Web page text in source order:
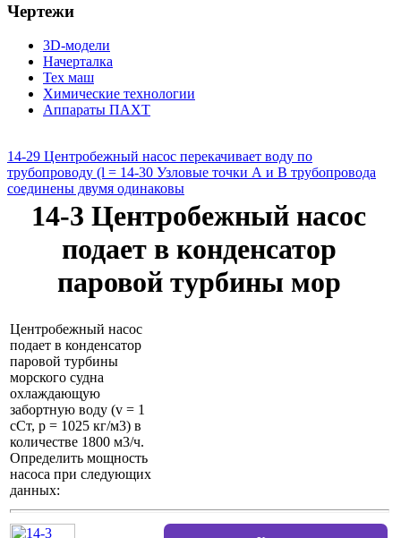
Чертежи
3D-модели
Начерталка
Тех маш
Химические технологии
Аппараты ПАХТ
14-29 Центробежный насос перекачивает воду по
трубопроводу (l = 14-30 Узловые точки А и В трубопровода
соединены двумя одинаковы
14-3 Центробежный насос
подает в конденсатор
паровой турбины мор
Центробежный насос
подает в конденсатор
паровой турбины
морского судна
охлаждающую
забортную воду (v = 1
сСт, р = 1025 кг/м3) в
количестве 1800 м3/ч.
Определить мощность
насоса при следующих
данных: